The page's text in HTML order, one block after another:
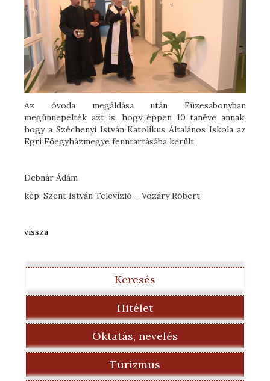
Az óvoda megáldása után Füzesabonyban
megünnepelték azt is, hogy éppen 10 tanéve annak,
hogy a Széchenyi István Katolikus Általános Iskola az
Egri Főegyházmegye fenntartásába került.
Debnár Ádám
kép: Szent István Televízió – Vozáry Róbert
vissza
Keresés
Hitélet
Oktatás, nevelés
Turizmus